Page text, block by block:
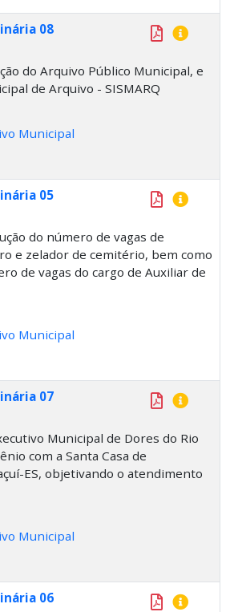
08
do Arquivo Público Municipal, e
de Arquivo - SISMARQ
Municipal
05
do número de vagas de
e zelador de cemitério, bem como
de vagas do cargo de Auxiliar de
Municipal
07
Municipal de Dores do Rio
com a Santa Casa de
ES, objetivando o atendimento
Municipal
06